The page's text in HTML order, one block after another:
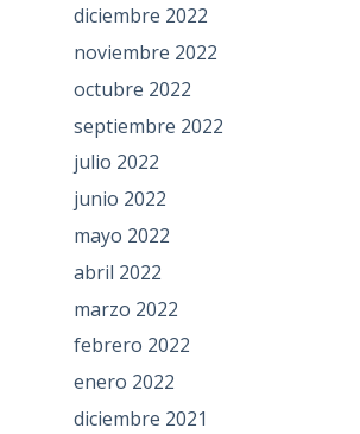
diciembre 2022
noviembre 2022
octubre 2022
septiembre 2022
julio 2022
junio 2022
mayo 2022
abril 2022
marzo 2022
febrero 2022
enero 2022
diciembre 2021